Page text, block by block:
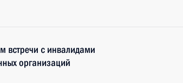
встречи с инвалидами
организаций